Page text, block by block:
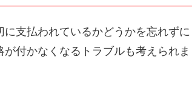
支払われているかどうかを忘れずに
付かなくなるトラブルも考えられま